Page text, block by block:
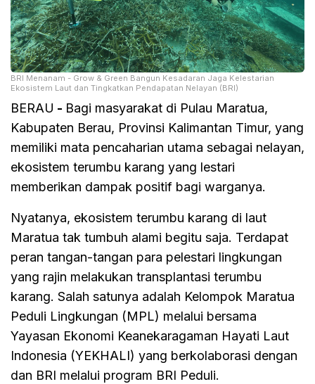
BRI Menanam - Grow & Green Bangun Kesadaran Jaga Kelestarian
Ekosistem Laut dan Tingkatkan Pendapatan Nelayan (BRI)
BERAU - Bagi masyarakat di Pulau Maratua,
Kabupaten Berau, Provinsi Kalimantan Timur, yang
memiliki mata pencaharian utama sebagai nelayan,
ekosistem terumbu karang yang lestari
memberikan dampak positif bagi warganya.
Nyatanya, ekosistem terumbu karang di laut
Maratua tak tumbuh alami begitu saja. Terdapat
peran tangan-tangan para pelestari lingkungan
yang rajin melakukan transplantasi terumbu
karang. Salah satunya adalah Kelompok Maratua
Peduli Lingkungan (MPL) melalui bersama
Yayasan Ekonomi Keanekaragaman Hayati Laut
Indonesia (YEKHALI) yang berkolaborasi dengan
dan BRI melalui program BRI Peduli.